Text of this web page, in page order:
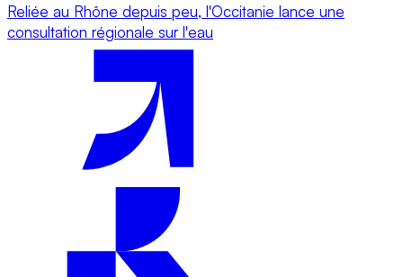
Reliée au Rhône depuis peu, l'Occitanie lance une
consultation régionale sur l'eau